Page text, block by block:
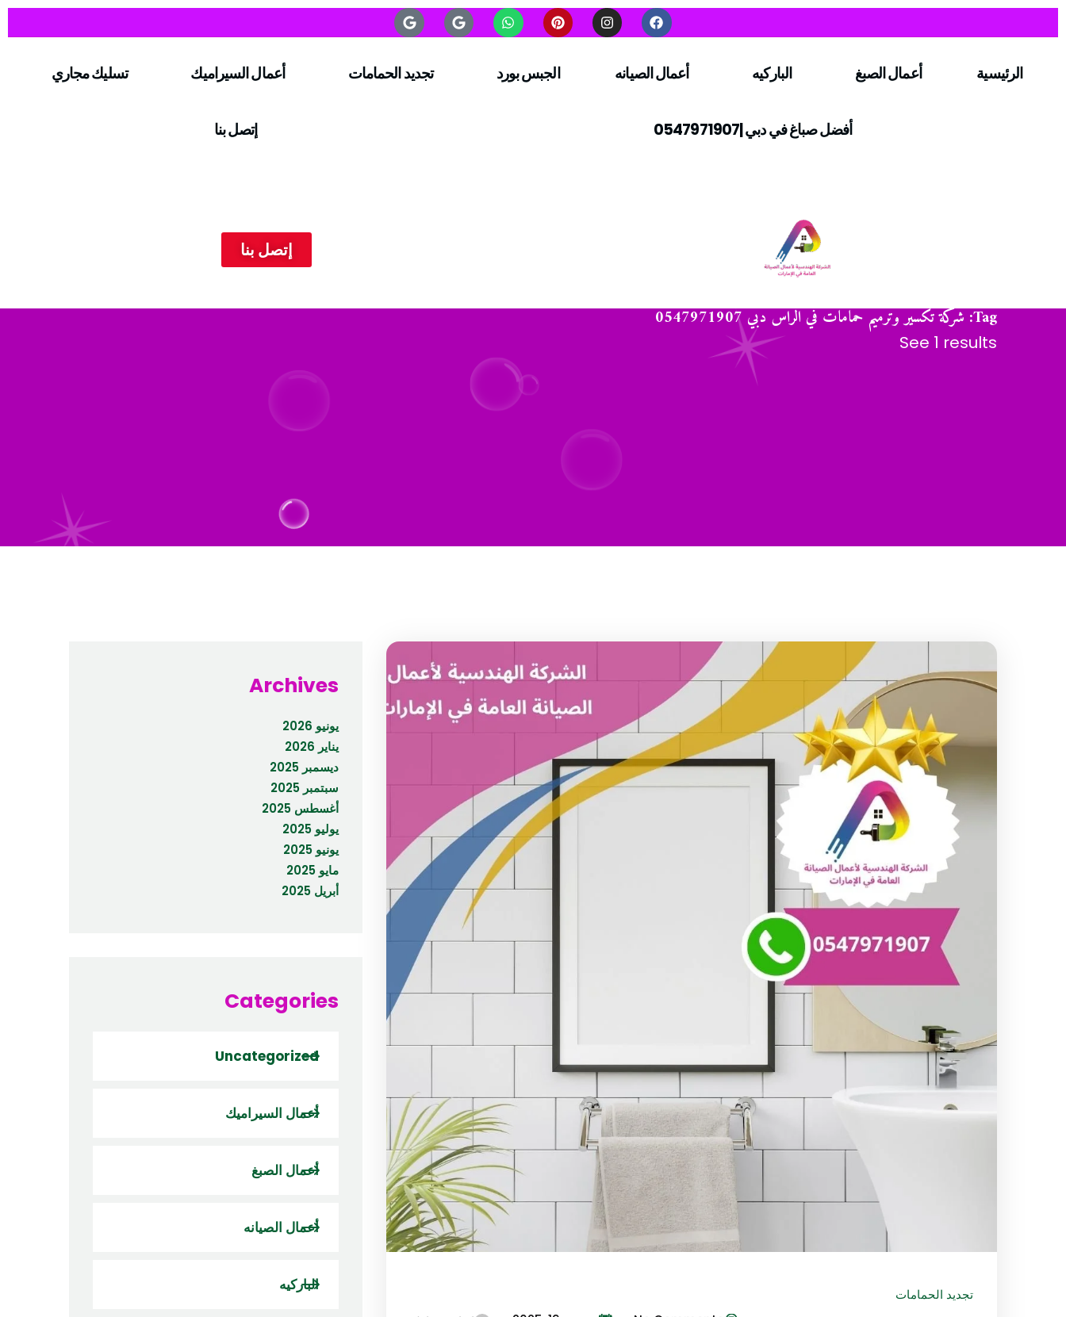
الرئيسية أعمال الصبغ الباركيه أعمال الصيانه الجبس بورد تجديد الحمامات أعمال السيراميك تسليك مجاري
أفضل صباغ في دبي |0547971907 إتصل بنا
إتصل بنا
Tag: شركة تكسير وترميم حمامات في الراس دبي 0547971907
See 1 results
تجديد الحمامات
Archives
يونيو 2026
يناير 2026
ديسمبر 2025
سبتمبر 2025
أغسطس 2025
يوليو 2025
يونيو 2025
مايو 2025
أبريل 2025
Categories
Uncategorized
أعمال السيراميك
أعمال الصبغ
أعمال الصيانه
الباركيه